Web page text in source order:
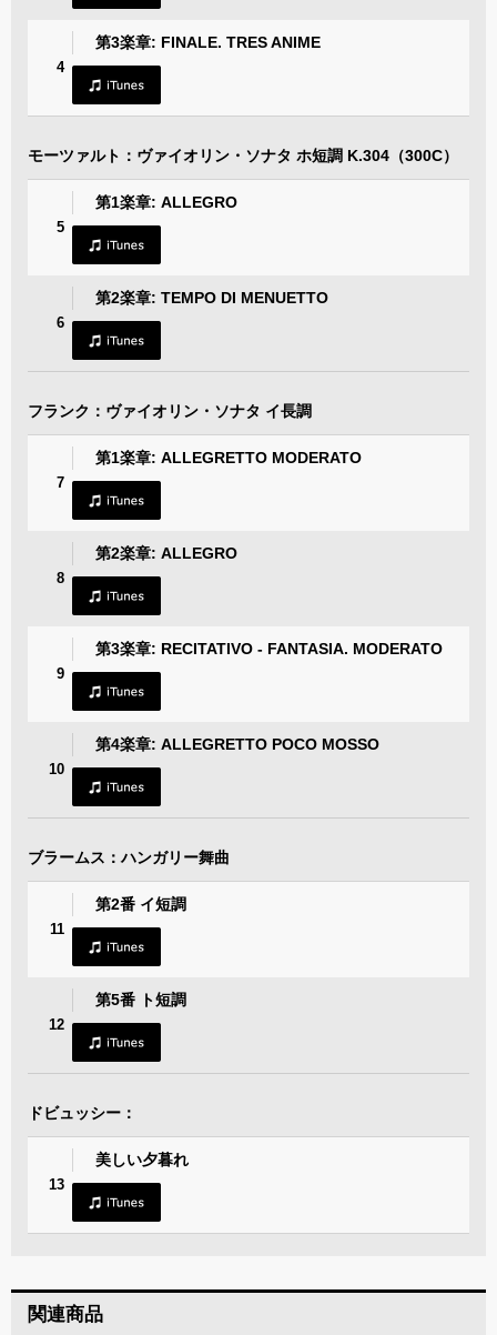
4
第3楽章: FINALE. TRES ANIME
モーツァルト：ヴァイオリン・ソナタ ホ短調 K.304（300C）
5
第1楽章: ALLEGRO
6
第2楽章: TEMPO DI MENUETTO
フランク：ヴァイオリン・ソナタ イ長調
7
第1楽章: ALLEGRETTO MODERATO
8
第2楽章: ALLEGRO
9
第3楽章: RECITATIVO - FANTASIA. MODERATO
10
第4楽章: ALLEGRETTO POCO MOSSO
ブラームス：ハンガリー舞曲
11
第2番 イ短調
12
第5番 ト短調
ドビュッシー：
13
美しい夕暮れ
関連商品